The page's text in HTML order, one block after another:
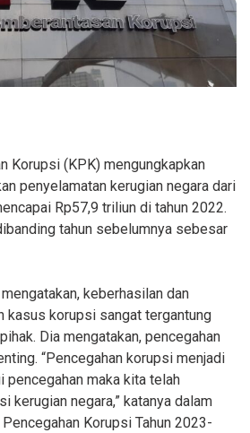
Korupsi (KPK) mengungkapkan
penyelamatan kerugian negara dari
Rp57,9 triliun di tahun 2022.
tahun sebelumnya sebesar
keberhasilan dan
kasus korupsi sangat tergantung
Dia mengatakan, pencegahan
“Pencegahan korupsi menjadi
pencegahan maka kita telah
kerugian negara,” katanya dalam
Korupsi Tahun 2023-